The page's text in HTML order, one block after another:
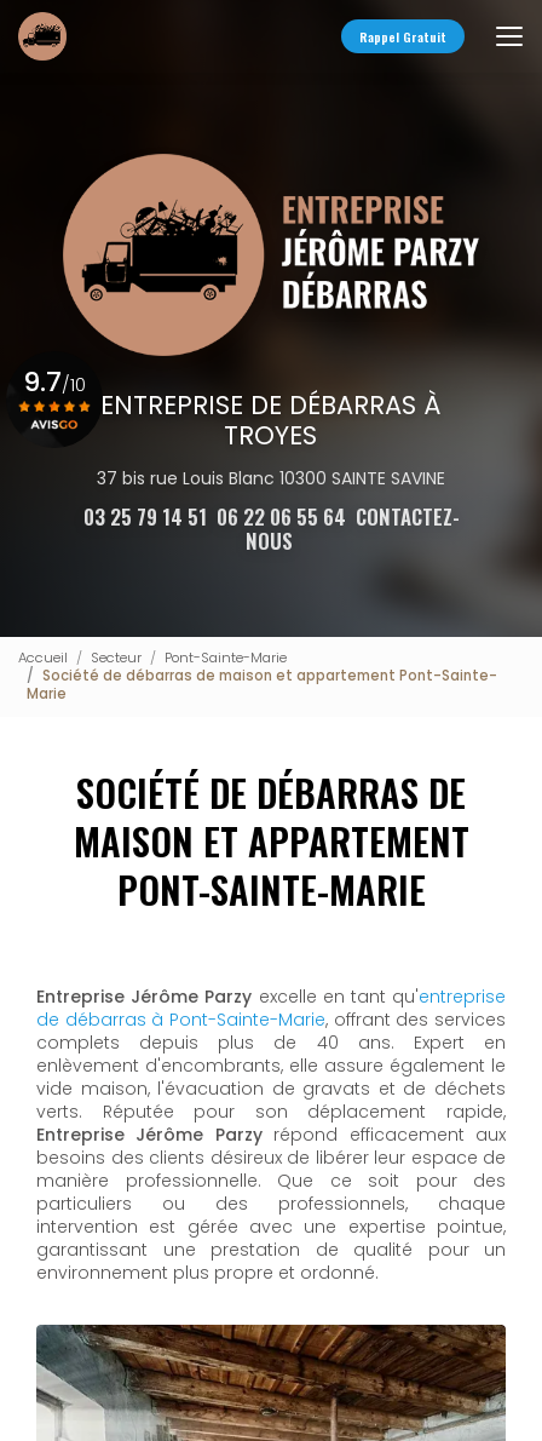
Aller
au
contenu
Rappel Gratuit
ENTREPRISE DE DÉBARRAS À
TROYES
37 bis rue Louis Blanc 10300 SAINTE SAVINE
03 25 79 14 51 06 22 06 55 64 CONTACTEZ-
NOUS
9.7/10
Accueil Secteur
Pont-Sainte-Marie
Société de débarras de maison et appartement Pont-Sainte-
Marie
SOCIÉTÉ DE DÉBARRAS DE
MAISON ET APPARTEMENT
PONT-SAINTE-MARIE
Entreprise Jérôme Parzy excelle en tant qu'entreprise
de débarras à Pont-Sainte-Marie, offrant des services
complets depuis plus de 40 ans. Expert en
enlèvement d'encombrants, elle assure également le
vide maison, l'évacuation de gravats et de déchets
verts. Réputée pour son déplacement rapide,
Entreprise Jérôme Parzyrépond efficacement aux
besoins des clients désireux de libérer leur espace de
manière professionnelle. Que ce soit pour des
particuliers ou des professionnels, chaque
intervention est gérée avec une expertise pointue,
garantissant une prestation de qualité pour un
environnement plus propre et ordonné.